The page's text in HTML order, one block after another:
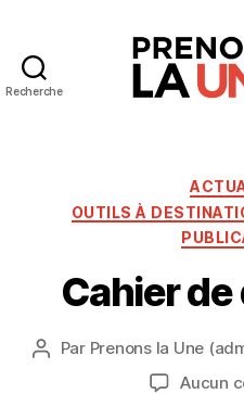
Recherche
OUTILS À
Cahier
Auteur
Par Prenons la Une
Aucun